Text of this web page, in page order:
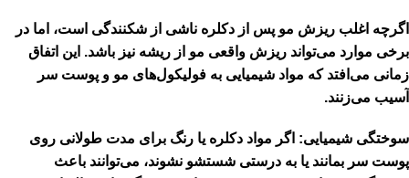
اگرچه اغلب ریزش مو پس از دکلره ناشی از شکنندگی است، اما در
برخی موارد می‌تواند ریزش واقعی مو از ریشه نیز باشد. این اتفاق
زمانی می‌افتد که مواد شیمیایی به فولیکول‌های مو و پوست سر
آسیب می‌زنند.
سوختگی شیمیایی: اگر مواد دکلره یا رنگ برای مدت طولانی روی
پوست سر بمانند یا به درستی شستشو نشوند، می‌توانند باعث